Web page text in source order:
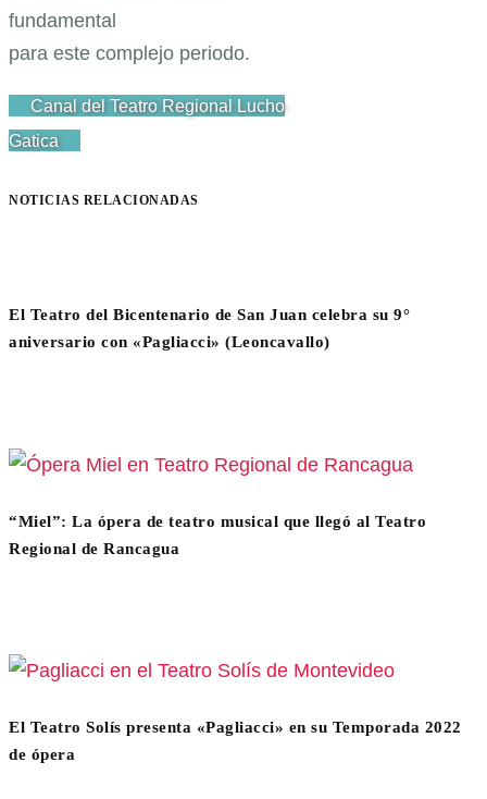
fundamental
para este complejo periodo.
Canal del Teatro Regional Lucho
Gatica
NOTICIAS RELACIONADAS
El Teatro del Bicentenario de San Juan celebra su 9°
aniversario con «Pagliacci» (Leoncavallo)
“Miel”: La ópera de teatro musical que llegó al Teatro
Regional de Rancagua
El Teatro Solís presenta «Pagliacci» en su Temporada 2022
de ópera